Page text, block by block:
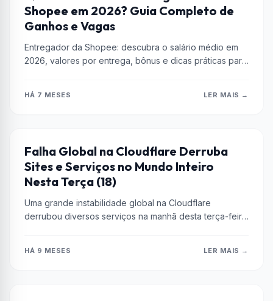
Shopee em 2026? Guia Completo de
Ganhos e Vagas
Entregador da Shopee: descubra o salário médio em
2026, valores por entrega, bônus e dicas práticas para
HÁ 7 MESES LER MAIS →
CLOUDFLARE
Falha Global na Cloudflare Derruba
Sites e Serviços no Mundo Inteiro
Nesta Terça (18)
Uma grande instabilidade global na Cloudflare
derrubou diversos serviços na manhã desta terça-feira
HÁ 9 MESES LER MAIS →